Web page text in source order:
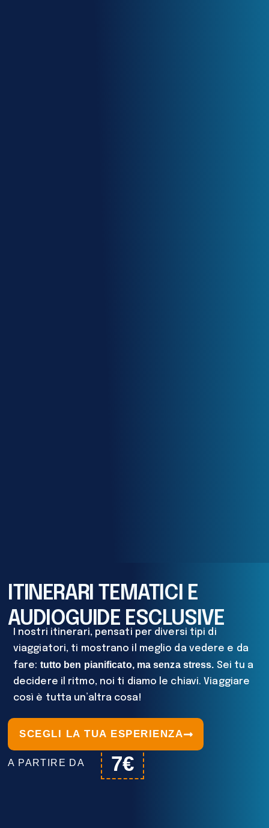
ITINERARI TEMATICI E
AUDIOGUIDE ESCLUSIVE
I nostri itinerari, pensati per diversi tipi di
viaggiatori, ti mostrano il meglio da vedere e da
fare: tutto ben pianificato, ma senza stress. Sei tu a
decidere il ritmo, noi ti diamo le chiavi. Viaggiare
così è tutta un’altra cosa!
SCEGLI LA TUA ESPERIENZA
A PARTIRE DA 7€